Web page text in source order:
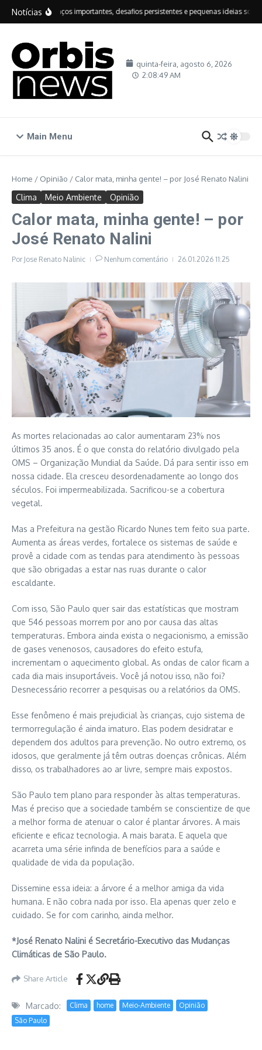
Ir para o conteúdo
Notícias
IDEB: avanços importantes, desafios persistentes e pequenas ideias sobre
quinta-feira, agosto 6, 2026
2:08:50 AM
Main Menu
Home / Opinião / Calor mata, minha gente! – por José Renato Nalini
Clima Meio Ambiente Opinião
Calor mata, minha gente! – por
José Renato Nalini
Por Jose Renato Nalinic Nenhum comentário 26.01.2026 11:25
As mortes relacionadas ao calor aumentaram 23% nos
últimos 35 anos. É o que consta do relatório divulgado pela
OMS – Organização Mundial da Saúde. Dá para sentir isso em
nossa cidade. Ela cresceu desordenadamente ao longo dos
séculos. Foi impermeabilizada. Sacrificou-se a cobertura
vegetal.
Mas a Prefeitura na gestão Ricardo Nunes tem feito sua parte.
Aumenta as áreas verdes, fortalece os sistemas de saúde e
provê a cidade com as tendas para atendimento às pessoas
que são obrigadas a estar nas ruas durante o calor
escaldante.
Com isso, São Paulo quer sair das estatísticas que mostram
que 546 pessoas morrem por ano por causa das altas
temperaturas. Embora ainda exista o negacionismo, a emissão
de gases venenosos, causadores do efeito estufa,
incrementam o aquecimento global. As ondas de calor ficam a
cada dia mais insuportáveis. Você já notou isso, não foi?
Desnecessário recorrer a pesquisas ou a relatórios da OMS.
Esse fenômeno é mais prejudicial às crianças, cujo sistema de
termorregulação é ainda imaturo. Elas podem desidratar e
dependem dos adultos para prevenção. No outro extremo, os
idosos, que geralmente já têm outras doenças crônicas. Além
disso, os trabalhadores ao ar livre, sempre mais expostos.
São Paulo tem plano para responder às altas temperaturas.
Mas é preciso que a sociedade também se conscientize de que
a melhor forma de atenuar o calor é plantar árvores. A mais
eficiente e eficaz tecnologia. A mais barata. E aquela que
acarreta uma série infinda de benefícios para a saúde e
qualidade de vida da população.
Dissemine essa ideia: a árvore é a melhor amiga da vida
humana. E não cobra nada por isso. Ela apenas quer zelo e
cuidado. Se for com carinho, ainda melhor.
*José Renato Nalini é Secretário-Executivo das Mudanças
Climáticas de São Paulo.
Share Article
Marcado: Clima home Meio-Ambiente
Opinião
São Paulo